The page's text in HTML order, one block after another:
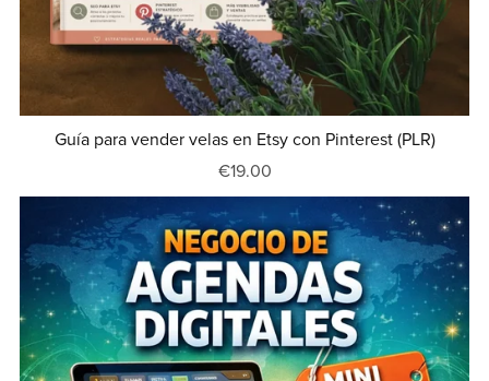
Guía para vender velas en Etsy con Pinterest (PLR)
€19.00